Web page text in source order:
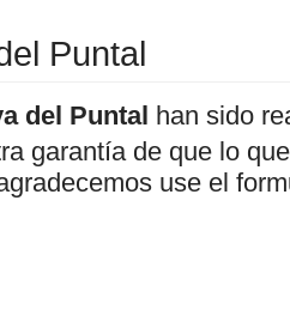
Puntal
del Puntal han sido
garantía de que lo
use el